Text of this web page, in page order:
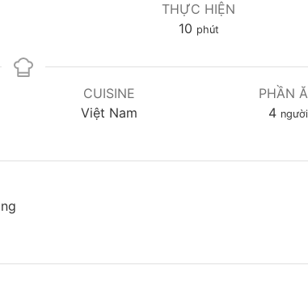
THỰC HIỆN
10 phút
CUISINE
Việt Nam
PHẦN
4 người